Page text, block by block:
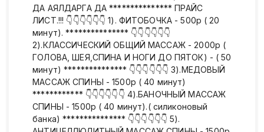
ДА АЯЛДАРГА ДА *************** ПРАЙС
ЛИСТ.!!! 👇👇👇👇👇👇 1). ФИТОБОЧКА - 500р ( 20
минут). *************** 👇👇👇👇👇👇
2).КЛАССИЧЕСКИЙ ОБЩИЙ МАССАЖ - 2000р (
ГОЛОВА, ШЕЯ,СПИНА И НОГИ ДО ПЯТОК) - ( 50
минут) *************** 👇👇👇👇👇👇 3).МЕДОВЫЙ
МАССАЖ СПИНЫ - 1500р ( 40 минут)
************ 👇👇👇👇👇👇 4).БАНОЧНЫЙ МАССАЖ
СПИНЫ - 1500р ( 40 минут).( силиконовый
банка) *************** 👇👇👇👇👇👇 5).